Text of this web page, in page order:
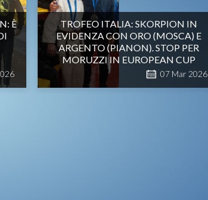
È
TROFEO ITALIA: SKORPION IN
EVIDENZA CON ORO (MOSCA) E
ARGENTO (PIANON). STOP PER
MORUZZI IN EUROPEAN CUP
07 Mar 2026